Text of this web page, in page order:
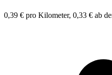
0,39 € pro Kilometer, 0,33 € ab